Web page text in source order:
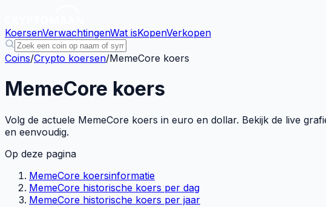
KoersenVerwachtingenWat isKopenVerkopen
Coins/Crypto koersen/MemeCore koers
MemeCore koers
Volg de actuele MemeCore koers in euro en dollar. Bekijk de live
en eenvoudig.
Op deze pagina
MemeCore koersinformatie
MemeCore historische koers per dag
MemeCore historische koers per jaar